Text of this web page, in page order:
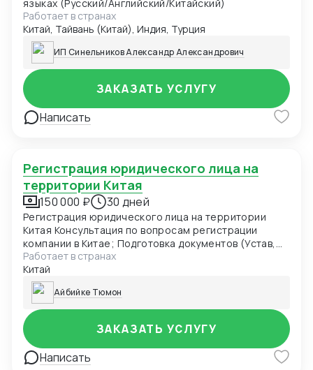
инвестирования Международные семейные дела
Признание и исполнение иностранных решений в
Китае Покупка, ипотека, аренда, передача
недвижимости Юридические услуги для углеродных
рынков Создание системы управления углеродными
активами Слияния и поглощения в области
углеродных технологий Разработка и передача
углеродных активов Углеродные налоги и "зелёные"
сделки Торговля углеродными квотами (CEA,
местные квоты, CCER)
языках (Русский/Английский/Китайский)
Работает в странах
Китай, Тайвань (Китай), Индия, Турция
ИП Синельников Александр Александрович
Написать
ЗАКАЗАТЬ УСЛУГУ
Регистрация юридического лица на
территории Китая
150 000 ₽ 30 дней
Регистрация юридического лица на территории
Китая Консультация по вопросам регистрации
компании в Китае; Подготовка документов (Устав,
Учредительный Договор, формы заявлений на
регистрацию компании), необходимых для
регистрации компании; Получение оригинала
Лицензии Бизнес Деятельности (Business License);
Получение оригинала Сертификата о Регистрации
(Organization Code Certificate); Получение
Налогового Сертификата (Tax Certificate);
Получение разрешения на использование
иностранной валюты (Foreign exchange
Работает в странах
Китай
Айбийке Тюмон
Написать
ЗАКАЗАТЬ УСЛУГУ